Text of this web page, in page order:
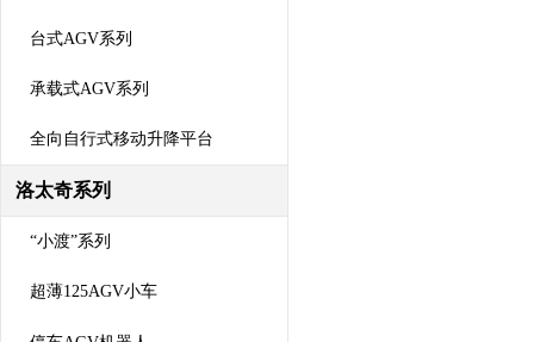
台式AGV系列
承载式AGV系列
全向自行式移动升降平台
洛太奇系列
“小渡”系列
超薄125AGV小车